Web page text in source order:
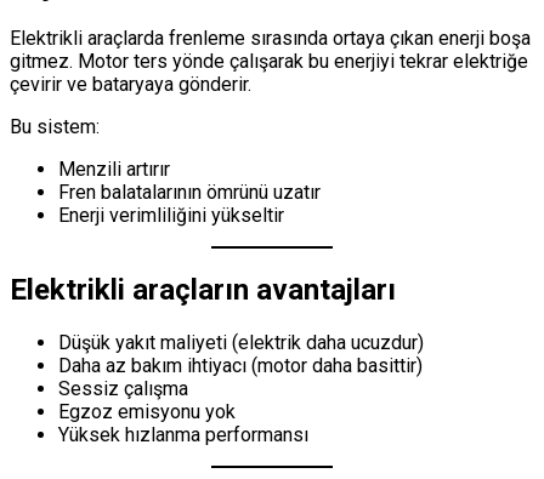
Elektrikli araçlarda frenleme sırasında ortaya çıkan enerji boşa
gitmez. Motor ters yönde çalışarak bu enerjiyi tekrar elektriğe
çevirir ve bataryaya gönderir.
Bu sistem:
Menzili artırır
Fren balatalarının ömrünü uzatır
Enerji verimliliğini yükseltir
Elektrikli araçların avantajları
Düşük yakıt maliyeti (elektrik daha ucuzdur)
Daha az bakım ihtiyacı (motor daha basittir)
Sessiz çalışma
Egzoz emisyonu yok
Yüksek hızlanma performansı